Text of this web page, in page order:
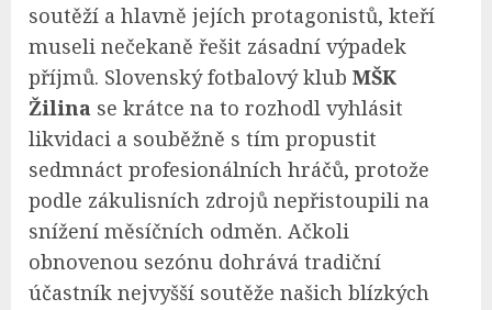
soutěží a hlavně jejích protagonistů, kteří
museli nečekaně řešit zásadní výpadek
příjmů. Slovenský fotbalový klub MŠK
Žilina se krátce na to rozhodl vyhlásit
likvidaci a souběžně s tím propustit
sedmnáct profesionálních hráčů, protože
podle zákulisních zdrojů nepřistoupili na
snížení měsíčních odměn. Ačkoli
obnovenou sezónu dohrává tradiční
účastník nejvyšší soutěže našich blízkých